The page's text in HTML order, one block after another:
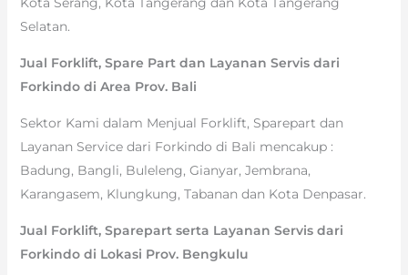
Selatan.
Jual Forklift, Spare Part dan Layanan Servis dari
Forkindo di Area Prov. Bali
Sektor Kami dalam Menjual Forklift, Sparepart dan
Layanan Service dari Forkindo di Bali mencakup :
Badung, Bangli, Buleleng, Gianyar, Jembrana,
Karangasem, Klungkung, Tabanan dan Kota Denpasar.
Jual Forklift, Sparepart serta Layanan Servis dari
Forkindo di Lokasi Prov. Bengkulu